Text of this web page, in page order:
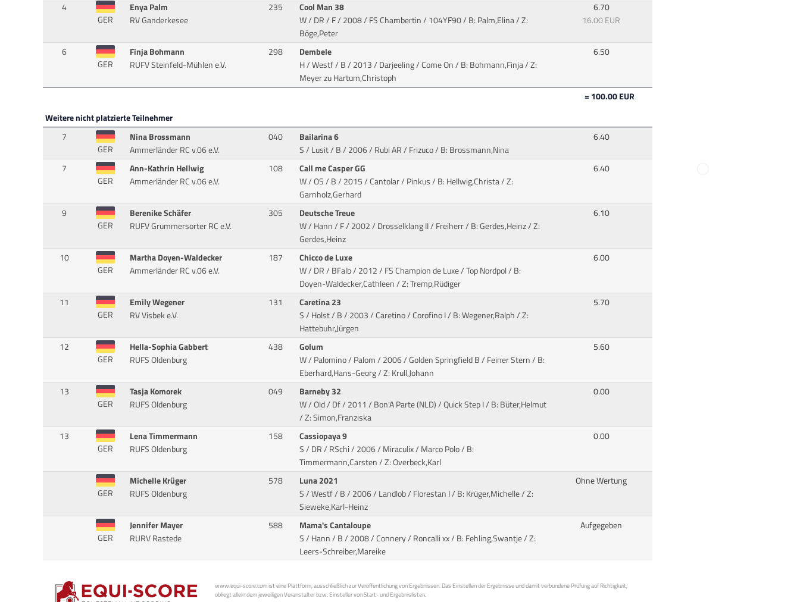
4
GER
Enya Palm
RV Ganderkesee
235
Cool Man 38
W / DR / F / 2008 / FS Chambertin/ 104YF90 / B: Palm,Elina / Z:
Böge,Peter
6.70
16.00 EUR
6
GER
Finja Bohmann
RUFV Steinfeld-Mühlen e.V.
298
Dembele
H / Westf / B / 2013 / Darjeeling / Come On/ B: Bohmann,Finja / Z:
Meyer zu Hartum,Christoph
6.50
= 100.00 EUR
Weitere nicht platzierte Teilnehmer
7
GER
Nina Brossmann
Ammerländer RC v.06 e.V.
040
Bailarina 6
S / Lusit / B / 2006 / Rubi AR / Frizuco/ B: Brossmann,Nina
6.40
7
GER
Ann-Kathrin Hellwig
Ammerländer RC v.06 e.V.
108
Call me Casper GG
W / OS / B / 2015 / Cantolar / Pinkus/ B: Hellwig,Christa / Z:
Garnholz,Gerhard
6.40
9
GER
Berenike Schäfer
RUFV Grummersorter RC e.V.
305
Deutsche Treue
W / Hann / F / 2002 / Drosselklang II / Freiherr/ B: Gerdes,Heinz / Z:
Gerdes,Heinz
6.10
10
GER
Martha Doyen-Waldecker
Ammerländer RC v.06 e.V.
187
Chicco de Luxe
W / DR / BFalb / 2012 / FS Champion de Luxe / Top Nordpol/ B:
Doyen-Waldecker,Cathleen / Z: Tremp,Rüdiger
6.00
11
GER
Emily Wegener
RV Visbek e.V.
131
Caretina 23
S / Holst / B / 2003 / Caretino / Corofino I/ B: Wegener,Ralph / Z:
Hattebuhr,Jürgen
5.70
12
GER
Hella-Sophia Gabbert
RUFS Oldenburg
438
Golum
W / Palomino / Palom / 2006 / Golden Springfield B / Feiner Stern/ B:
Eberhard,Hans-Georg / Z: Krull,Johann
5.60
13
GER
Tasja Komorek
RUFS Oldenburg
049
Barneby 32
W / Old / Df / 2011 / Bon'A Parte (NLD) / Quick Step I/ B: Büter,Helmut
/ Z: Simon,Franziska
0.00
13
GER
Lena Timmermann
RUFS Oldenburg
158
Cassiopaya 9
S / DR / RSchi / 2006 / Miraculix / Marco Polo/ B:
Timmermann,Carsten / Z: Overbeck,Karl
0.00
GER
Michelle Krüger
RUFS Oldenburg
578
Luna 2021
S / Westf / B / 2006 / Landlob / Florestan I/ B: Krüger,Michelle / Z:
Sieweke,Karl-Heinz
Ohne Wertung
GER
Jennifer Mayer
RURV Rastede
588
Mama's Cantaloupe
S / Hann / B / 2008 / Connery / Roncalli xx/ B: Fehling,Swantje / Z:
Leers-Schreiber,Mareike
Aufgegeben
www.equi-score.com ist eine Plattform, ausschließlich zur Veröffentlichung von Ergebnissen. Das Einstellen der Ergebnisse und damit verbundene Prüfung auf Richtigkeit,
obliegt allein dem jeweiligen Veranstalter bzw. Einsteller von Start- und Ergebnislisten.